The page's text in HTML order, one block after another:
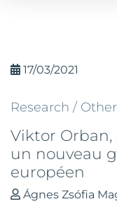
17/03/2021
Research /
Viktor Orban,
un nouveau
européen
Ágnes Zsófia